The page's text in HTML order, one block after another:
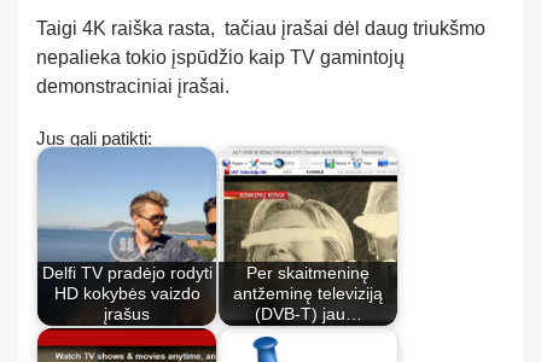
Taigi 4K raiška rasta, tačiau įrašai dėl daug triukšmo
nepalieka tokio įspūdžio kaip TV gamintojų
demonstraciniai įrašai.
Jus gali patikti:
Delfi TV pradėjo rodyti
HD kokybės vaizdo
įrašus
Per skaitmeninę
antžeminę televiziją
(DVB-T) jau…